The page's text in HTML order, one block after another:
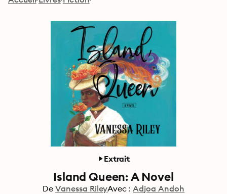
Extrait
Island Queen: A Novel
De Vanessa RileyAvec : Adjoa Andoh